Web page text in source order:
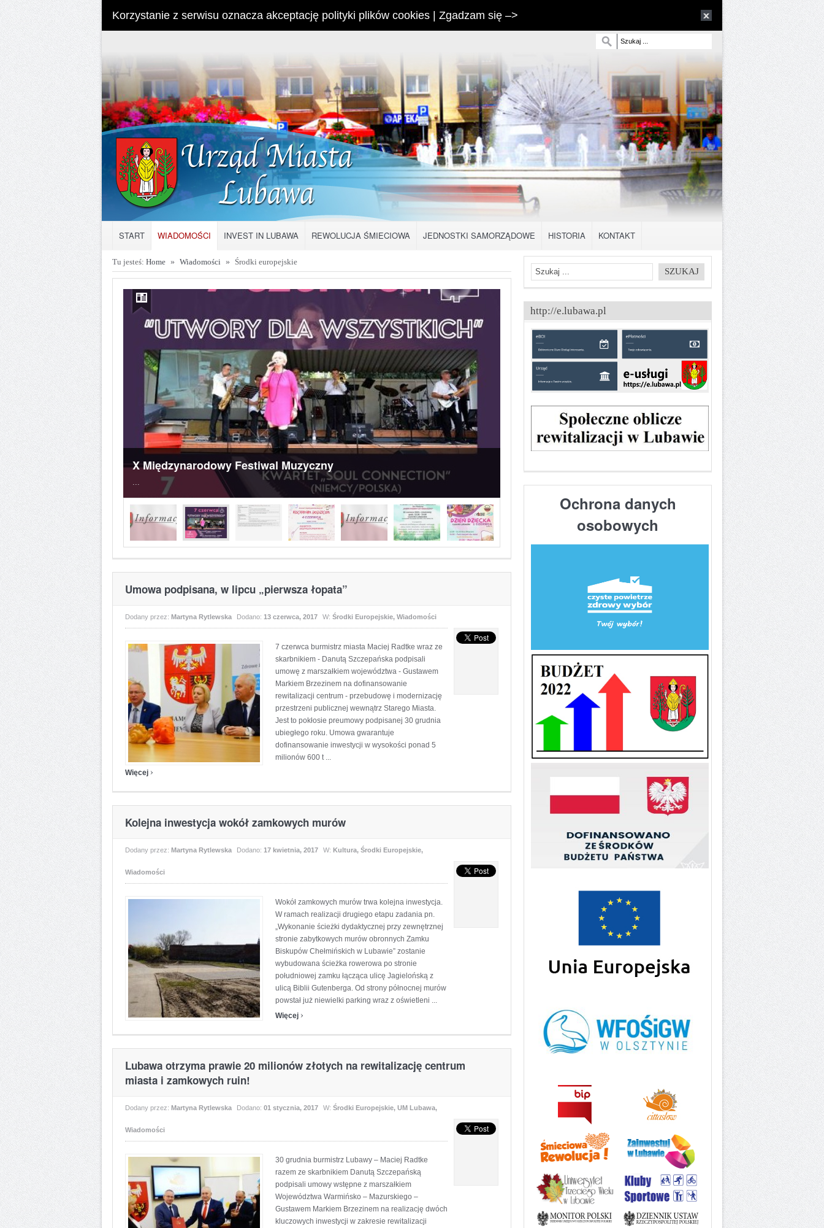
Korzystanie z serwisu oznacza akceptację polityki plików cookies | Zgadzam się –>
START WIADOMOŚCI INVEST IN LUBAWA REWOLUCJA ŚMIECIOWA JEDNOSTKI SAMORZĄDOWE HISTORIA KONTAKT
Tu jesteś: Home » Wiadomości » Środki europejskie
X Międzynarodowy Festiwal Muzyczny
...
Umowa podpisana, w lipcu „pierwsza łopata”
Dodany przez: Martyna Rytlewska Dodano: 13 czerwca, 2017 W: Środki Europejskie, Wiadomości
7 czerwca burmistrz miasta Maciej Radtke wraz ze
skarbnikiem - Danutą Szczepańska podpisali
umowę z marszałkiem województwa - Gustawem
Markiem Brzezinem na dofinansowanie
rewitalizacji centrum - przebudowę i modernizację
przestrzeni publicznej wewnątrz Starego Miasta.
Jest to pokłosie preumowy podpisanej 30 grudnia
ubiegłego roku. Umowa gwarantuje
dofinansowanie inwestycji w wysokości ponad 5
milionów 600 t ...
Więcej ›
Kolejna inwestycja wokół zamkowych murów
Dodany przez: Martyna Rytlewska Dodano: 17 kwietnia, 2017 W: Kultura, Środki Europejskie,
Wiadomości
Wokół zamkowych murów trwa kolejna inwestycja.
W ramach realizacji drugiego etapu zadania pn.
„Wykonanie ścieżki dydaktycznej przy zewnętrznej
stronie zabytkowych murów obronnych Zamku
Biskupów Chełmińskich w Lubawie” zostanie
wybudowana ścieżka rowerowa po stronie
południowej zamku łącząca ulicę Jagielońską z
ulicą Biblii Gutenberga. Od strony północnej murów
powstał już niewielki parking wraz z oświetleni ...
Więcej ›
Lubawa otrzyma prawie 20 milionów złotych na rewitalizację centrum
miasta i zamkowych ruin!
Dodany przez: Martyna Rytlewska Dodano: 01 stycznia, 2017 W: Środki Europejskie, UM Lubawa,
Wiadomości
30 grudnia burmistrz Lubawy – Maciej Radtke
razem ze skarbnikiem Danutą Szczepańską
podpisali umowy wstępne z marszałkiem
Województwa Warmińsko – Mazurskiego –
Gustawem Markiem Brzezinem na realizację dwóch
kluczowych inwestycji w zakresie rewitalizacji
http://e.lubawa.pl
Ochrona danych
osobowych